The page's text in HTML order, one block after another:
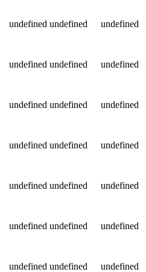
undefined undefined undefined
undefined undefined undefined
undefined undefined undefined
undefined undefined undefined
undefined undefined undefined
undefined undefined undefined
undefined undefined undefined